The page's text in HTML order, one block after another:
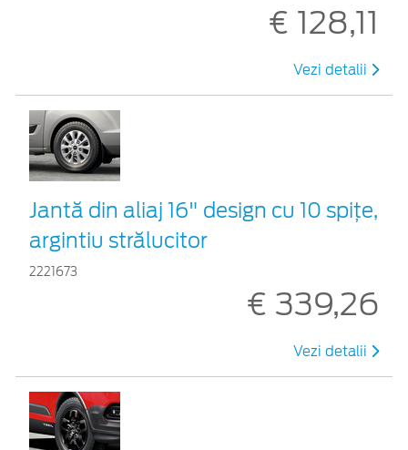
€ 128,11
Vezi detalii
Jantă din aliaj 16" design cu 10 spițe,
argintiu strălucitor
2221673
€ 339,26
Vezi detalii